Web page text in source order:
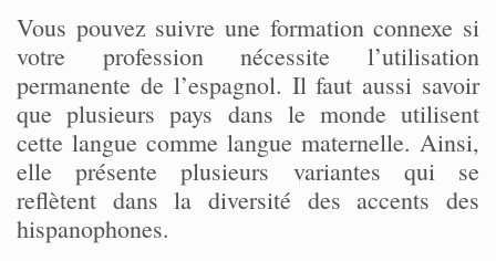
Vous pouvez suivre une formation connexe si
votre profession nécessite l’utilisation
permanente de l’espagnol. Il faut aussi savoir
que plusieurs pays dans le monde utilisent
cette langue comme langue maternelle. Ainsi,
elle présente plusieurs variantes qui se
reflètent dans la diversité des accents des
hispanophones.